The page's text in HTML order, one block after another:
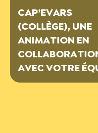
CAP’EVARS
(COLLÈGE), UNE
ANIMATION EN
AVEC VOTRE
PÉDAGOGIQUE